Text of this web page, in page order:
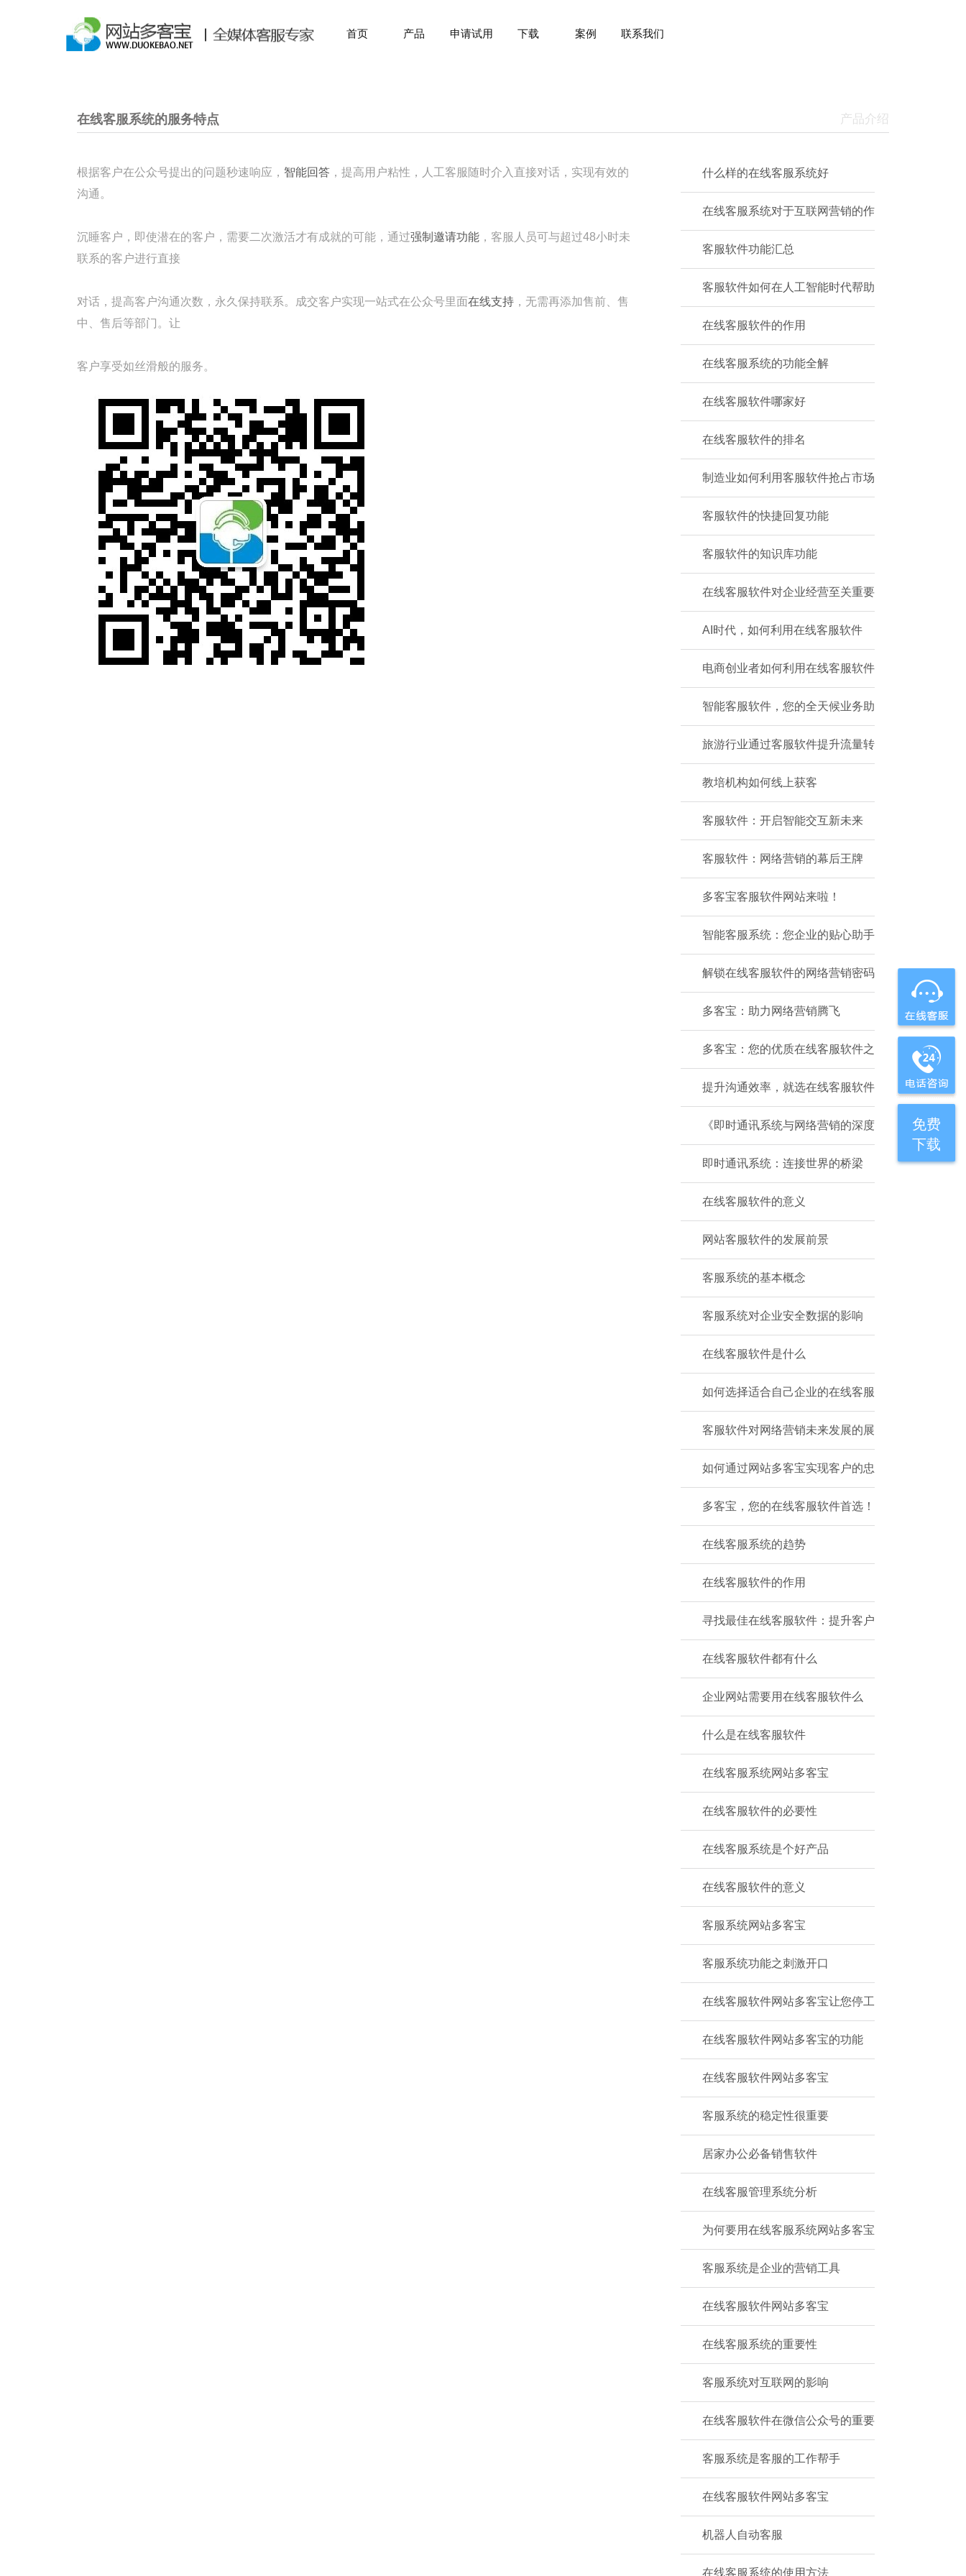
首页 产品 申请试用 下载 案例 联系我们
产品介绍
在线客服系统的服务特点
根据客户在公众号提出的问题秒速响应， 智能回答 ，提高用户粘性，人工客服随时介入直接对话，实现有效的
沟通。
沉睡客户， 即使潜在的客户，需要二次激活才有成就的可能，通过强制邀请功能 ，客服人员可与超过48小时未
联系的客户进行直接
对话，提高客 户沟通次数，永久保持联系。成交客户实现一站式在公众号里面在线支持 ，无需再添加售前、售
中、售后等部门。让
客 户享受如丝滑般的服务。
什么样的在线客服系统好
在线客服系统对于互联网营销的作
客服软件功能汇总
客服软件如何在人工智能时代帮助
在线客服软件的作用
在线客服系统的功能全解
在线客服软件哪家好
在线客服软件的排名
制造业如何利用客服软件抢占市场
客服软件的快捷回复功能
客服软件的知识库功能
在线客服软件对企业经营至关重要
AI时代，如何利用在线客服软件
电商创业者如何利用在线客服软件
智能客服软件，您的全天候业务助
旅游行业通过客服软件提升流量转
教培机构如何线上获客
客服软件：开启智能交互新未来
客服软件：网络营销的幕后王牌
多客宝客服软件网站来啦！
智能客服系统：您企业的贴心助手
解锁在线客服软件的网络营销密码
多客宝：助力网络营销腾飞
多客宝：您的优质在线客服软件之
提升沟通效率，就选在线客服软件
《即时通讯系统与网络营销的深度
即时通讯系统：连接世界的桥梁
在线客服软件的意义
网站客服软件的发展前景
客服系统的基本概念
客服系统对企业安全数据的影响
在线客服软件是什么
如何选择适合自己企业的在线客服
客服软件对网络营销未来发展的展
如何通过网站多客宝实现客户的忠
多客宝，您的在线客服软件首选！
在线客服系统的趋势
在线客服软件的作用
寻找最佳在线客服软件：提升客户
在线客服软件都有什么
企业网站需要用在线客服软件么
什么是在线客服软件
在线客服系统网站多客宝
在线客服软件的必要性
在线客服系统是个好产品
在线客服软件的意义
客服系统网站多客宝
客服系统功能之刺激开口
在线客服软件网站多客宝让您停工
在线客服软件网站多客宝的功能
在线客服软件网站多客宝
客服系统的稳定性很重要
居家办公必备销售软件
在线客服管理系统分析
为何要用在线客服系统网站多客宝
客服系统是企业的营销工具
在线客服软件网站多客宝
在线客服系统的重要性
客服系统对互联网的影响
在线客服软件在微信公众号的重要
客服系统是客服的工作帮手
在线客服软件网站多客宝
机器人自动客服
在线客服系统的使用方法
免费
下载